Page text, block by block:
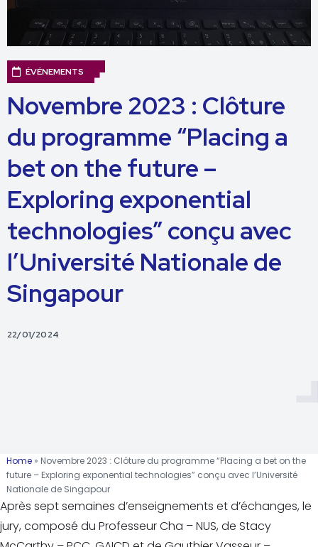
ÉVÉNEMENTS
Novembre 2023 : Clôture
du programme “Placing a
bet on the future –
Exploring exponential
technologies” conçu avec
l’Université Nationale de
Singapour
22/01/2024
Home » Novembre 2023 : Clôture du programme “Placing a bet on the
future – Exploring exponential technologies” conçu avec l’Université
Nationale de Singapour
Après sept semaines d’enseignements et d’échanges, le
jury, composé du Professeur Cha – NUS, de Stacy